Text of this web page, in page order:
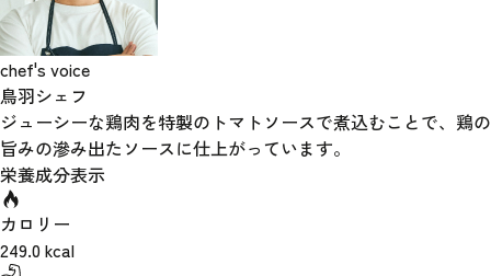
chef's voice
鳥羽シェフ
ジューシーな鶏肉を特製のトマトソースで煮込むことで、鶏の
旨みの滲み出たソースに仕上がっています。
栄養成分表示
カロリー
249.0kcal